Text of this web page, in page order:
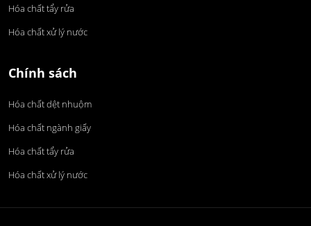
Hóa chất tẩy rửa
Hóa chất xử lý nước
Chính sách
Hóa chất dệt nhuộm
Hóa chất ngành giấy
Hóa chất tẩy rửa
Hóa chất xử lý nước